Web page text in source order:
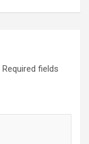
Required fields